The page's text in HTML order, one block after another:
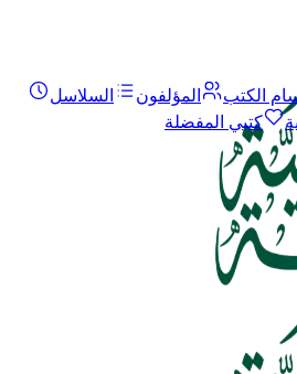
الكتب المؤلفون
السلاسل
كتبي المفضلة